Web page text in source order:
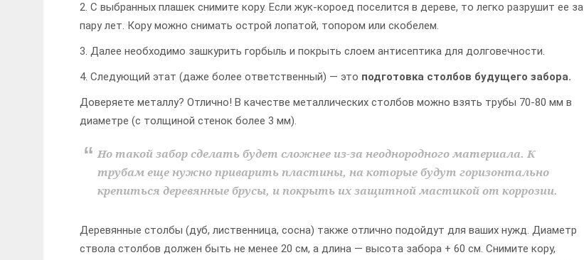
2. С выбранных плашек снимите кору. Если жук-короед поселится в дереве, то легко разрушит ее за
пару лет. Кору можно снимать острой лопатой, топором или скобелем.
3. Далее необходимо зашкурить горбыль и покрыть слоем антисептика для долговечности.
4. Следующий этат (даже более ответственный) — это подготовка столбов будущего забора.
Доверяете металлу? Отлично! В качестве металлических столбов можно взять трубы 70-80 мм в
диаметре (с толщиной стенок более 3 мм).
Но такой забор сделать будет сложнее из-за неоднородного материала. К
трубам еще нужно приварить пластины, на которые будут горизонтально
крепиться деревянные брусы, и покрыть их защитной мастикой от коррозии.
Деревянные столбы (дуб, лиственница, сосна) также отлично подойдут для ваших нужд. Диаметр
ствола столбов должен быть не менее 20 см, а длина — высота забора + 60 см. Снимите кору,